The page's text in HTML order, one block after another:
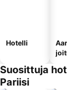
Hotelli
Suosittuja
Pariisi